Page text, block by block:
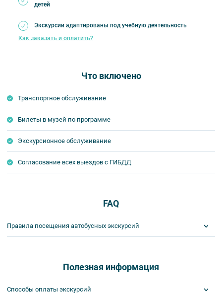
детей
Экскурсии адаптированы под учебную деятельность
Как заказать и оплатить?
Что включено
Транспортное обслуживание
Билеты в музей по программе
Экскурсионное обслуживание
Согласование всех выездов с ГИБДД
FAQ
Правила посещения автобусных экскурсий
общего объема и качества услуг. Время отъезда на экскурсии
может быть изменено на более раннее или более позднее.
Важнейшим приоритетом в нашей работе является обеспечение
Полезная информация
Способы оплаты экскурсий